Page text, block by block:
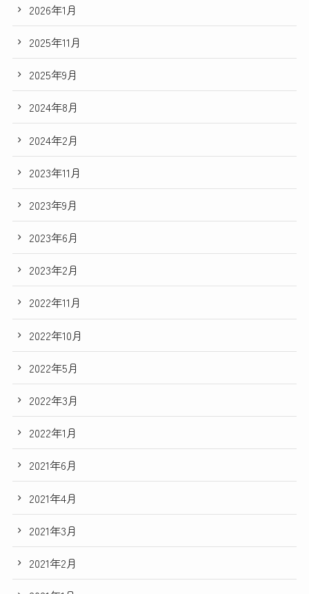
2026年1月
2025年11月
2025年9月
2024年8月
2024年2月
2023年11月
2023年9月
2023年6月
2023年2月
2022年11月
2022年10月
2022年5月
2022年3月
2022年1月
2021年6月
2021年4月
2021年3月
2021年2月